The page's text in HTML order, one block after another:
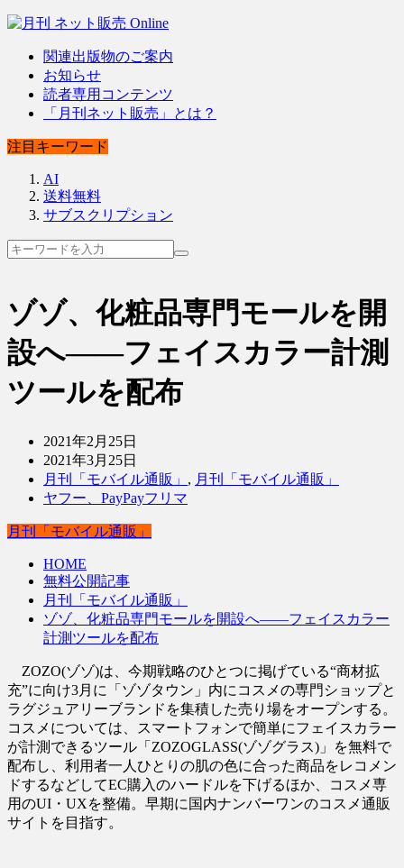
関連出版物のご案内
お知らせ
読者専用コンテンツ
「月刊ネット販売」とは？
注目キーワード
AI
送料無料
サブスクリプション
ゾゾ、化粧品専門モールを開
設へ――フェイスカラー計測
ツールを配布
2021年2月25日
2021年3月25日
月刊「モバイル通販」 , 月刊「モバイル通販」
ヤフー、PayPayフリマ
月刊「モバイル通販」
HOME
無料公開記事
月刊「モバイル通販」
ゾゾ、化粧品専門モールを開設へ――フェイスカラー
計測ツールを配布
ZOZO(ゾゾ)は、今期戦略のひとつに掲げている“商材拡
充”に向け3月に「ゾゾタウン」内にコスメの専門ショップと
ラグジュアリーブランドを集積した売り場をオープンする。
コスメについては、スマートフォンで簡単にフェイスカラー
が計測できるツール「ZOZOGLASS(ゾゾグラス)」を無料で
配布し、利用者一人ひとりの肌の色に合った商品をレコメン
ドするなどしてEC購入のハードルを下げるほか、コスメ専
用のUI・UXを整備。早期に国内ナンバーワンのコスメ通販
サイトを目指す。